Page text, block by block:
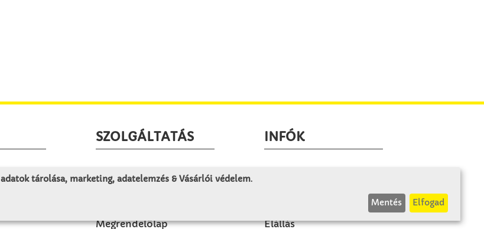
SZOLGÁLTATÁS
Minden egy pillantásra!
Megrendelőlap
INFÓK
Elállás
adatok tárolása, marketing, adatelemzés & Vásárlói védelem.
Mentés Elfogad